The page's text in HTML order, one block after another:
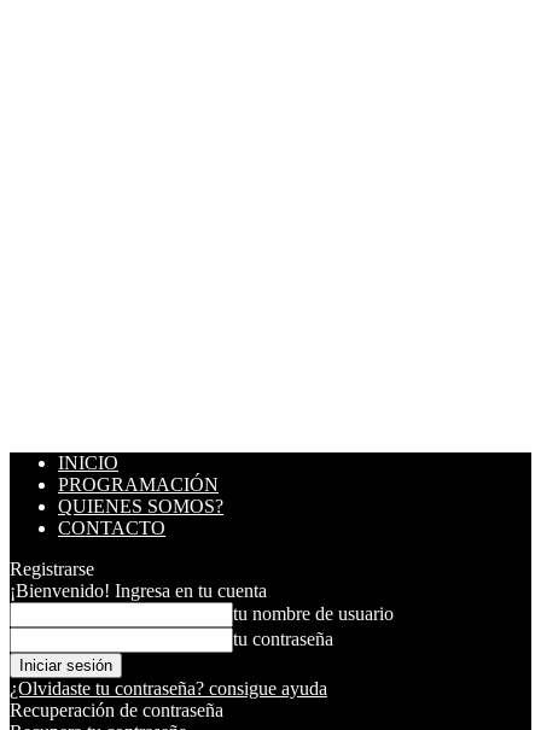
INICIO
PROGRAMACIÓN
QUIENES SOMOS?
CONTACTO
Registrarse
¡Bienvenido! Ingresa en tu cuenta
tu nombre de usuario
tu contraseña
¿Olvidaste tu contraseña? consigue ayuda
Recuperación de contraseña